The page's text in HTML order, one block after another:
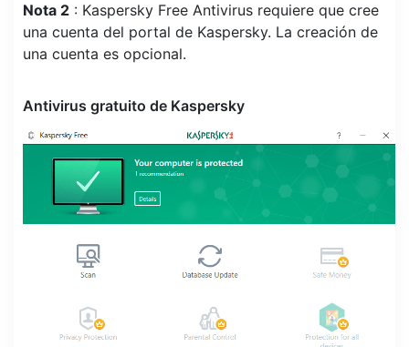
Nota 2 : Kaspersky Free Antivirus requiere que cree
una cuenta del portal de Kaspersky. La creación de
una cuenta es opcional.
Antivirus gratuito de Kaspersky